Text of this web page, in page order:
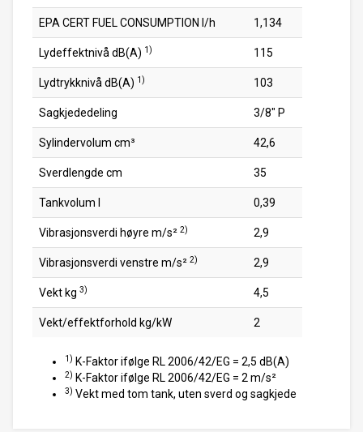
EPA CERT FUEL CONSUMPTION l/h 1,134
Lydeffektnivå dB(A) 1) 115
Lydtrykknivå dB(A) 1) 103
Sagkjededeling 3/8" P
Sylindervolum cm³ 42,6
Sverdlengde cm 35
Tankvolum l 0,39
Vibrasjonsverdi høyre m/s² 2) 2,9
Vibrasjonsverdi venstre m/s² 2) 2,9
Vekt kg 3) 4,5
Vekt/effektforhold kg/kW 2
1) K-Faktor ifølge RL 2006/42/EG = 2,5 dB(A)
2) K-Faktor ifølge RL 2006/42/EG = 2 m/s²
3) Vekt med tom tank, uten sverd og sagkjede